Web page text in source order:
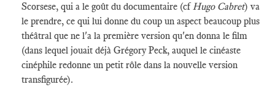
Scorsese, qui a le goût du documentaire (cfHugo Cabret) va
le prendre, ce qui lui donne du coup un aspect beaucoup plus
théâtral que ne l'a la première version qu'en donna le film
(dans lequel jouait déjà Grégory Peck, auquel le cinéaste
cinéphile redonne un petit rôle dans la nouvelle version
transfigurée).